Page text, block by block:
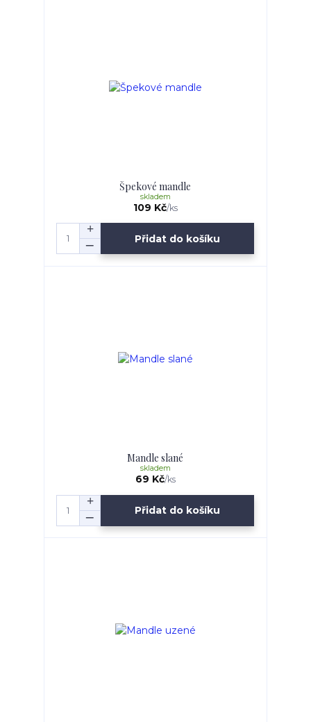
Špekové mandle
109 Kč/ks
skladem
Přidat do košíku
Mandle slané
69 Kč/ks
skladem
Přidat do košíku